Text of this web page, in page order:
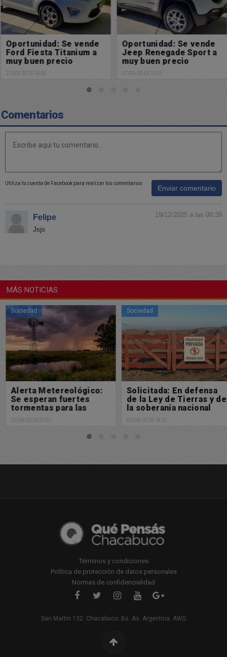
Oportunidad: Se vende
Ford Fiesta Titanium a
muy buen precio
27/09/2025 10:56
Oportunidad: Se vende
Jeep Renegade Sport a
muy buen precio
27/09/2025 10:53
Comentarios
Utiliza tu cuenta de Facebook para realizar los comentarios
Enviar comentario
Felipe 19/12/2025 a las 00:39
Jsjs
MÁS NOTICIAS
Sociedad
Alerta Metereológico:
Se esperan fuertes
tormentas para las
próximas horas
05/08/2026 20:51
Sociedad
Solicitada: En defensa
de la Ley de Tierras y de
la soberanía nacional
05/08/2026 18:32
Términos y condiciones
Política de protección de datos personales
Normas de confidencialidad
San Martin 132. Chacabuco. Bs. As. Argentina. AWS